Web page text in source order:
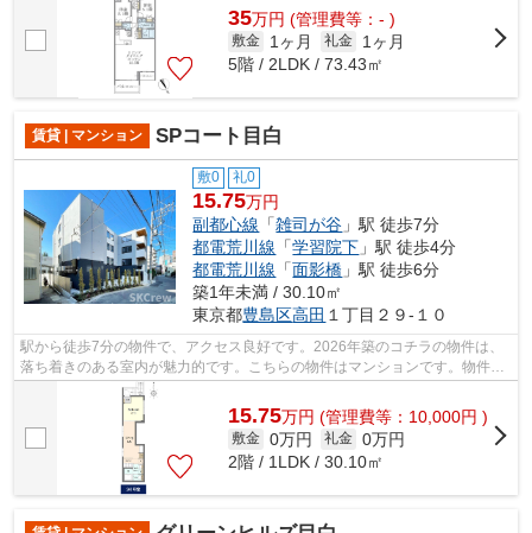
35万円 (管理費等：- )
敷金 1ヶ月 礼金
1ヶ月
5階 / 2LDK / 73.43㎡
賃貸 | マンション SPコート目白
敷0 礼0
15.75万円
副都心線 「雑司が谷 」駅 徒歩7分
都電荒川線 「学習院下 」駅 徒歩4分
都電荒川線 「面影橋 」駅 徒歩6分
築1年未満 / 30.10㎡
東京都豊島区高田 １丁目２９-１０
駅から徒歩7分の物件で、アクセス良好です。2026年築のコチラの物件は、
落ち着きのある室内が魅力的です。こちらの物件はマンションです。物件の
お問い合わせはお気軽にご連絡ください...
15.75万円 (管理費等：10,000円 )
敷金 0万円 礼金 0万円
2階 / 1LDK / 30.10㎡